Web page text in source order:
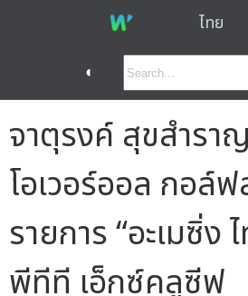
ไทย
◐
จาตุรงค์ สุขสำรา
โอเวอร์ออล กอล์
รายการ “อะเมซิ่ง
พีทีที เอ็กซ์คลูซีฟ